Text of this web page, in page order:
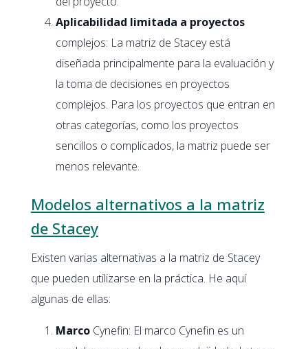
Aplicabilidad limitada a proyectos
complejos: La matriz de Stacey está
diseñada principalmente para la evaluación y
la toma de decisiones en proyectos
complejos. Para los proyectos que entran en
otras categorías, como los proyectos
sencillos o complicados, la matriz puede ser
menos relevante.
Modelos alternativos a la matriz
de Stacey
Existen varias alternativas a la matriz de Stacey
que pueden utilizarse en la práctica. He aquí
algunas de ellas:
MarcoCynefin: El marco Cynefin es un